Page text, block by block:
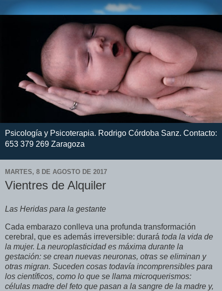
Psicología y Psicoterapia. Rodrigo Córdoba Sanz. Contacto:
653 379 269 Zaragoza
MARTES, 8 DE AGOSTO DE 2017
Vientres de Alquiler
Las Heridas para la gestante
Cada embarazo conlleva una profunda transformación
cerebral, que es además irreversible: durará toda la vida de
la mujer. La neuroplasticidad es máxima durante la
gestación: se crean nuevas neuronas, otras se eliminan y
otras migran. Suceden cosas todavía incomprensibles para
los científicos, como lo que se llama microquerismos:
células madre del feto que pasan a la sangre de la madre y,